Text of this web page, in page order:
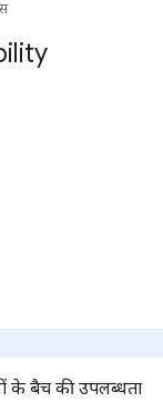
के बैच की उपलब्धता